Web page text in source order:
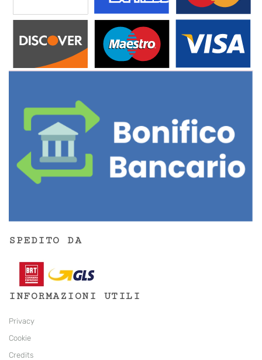
SPEDITO DA
INFORMAZIONI UTILI
Privacy
Cookie
Credits